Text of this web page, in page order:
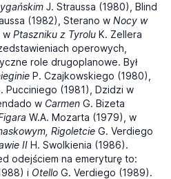
J. Straussa (1980), Blind
(1982), Sterano w Nocy w
w Ptaszniku z Tyrolu K. Zellera
operowych,
role drugoplanowe. Był
P. Czajkowskiego (1980),
Pucciniego (1981), Dzidzi w
w Carmen G. Bizeta
W.A. Mozarta (1979), w
Rigoletcie G. Verdiego
II H. Swolkienia (1986).
odejściem na emeryturę to:
i Otello G. Verdiego (1989).